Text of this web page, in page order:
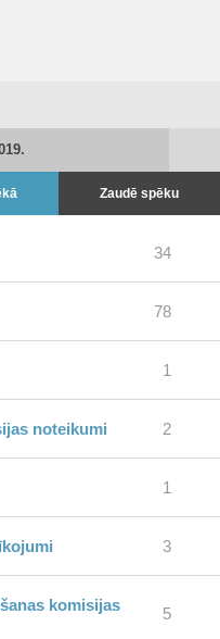
Zaudē spēku
34
78
1
noteikumi 2
1
3
komisijas
5